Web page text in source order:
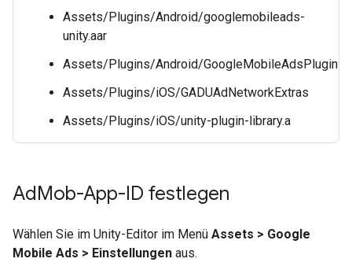
Assets/Plugins/Android/googlemobileads-
unity.aar
Assets/Plugins/Android/GoogleMobileAdsPlugin
Assets/Plugins/iOS/GADUAdNetworkExtras
Assets/Plugins/iOS/unity-plugin-library.a
AdMob-App-ID festlegen
Wählen Sie im Unity-Editor im Menü Assets > Google
Mobile Ads > Einstellungen aus.